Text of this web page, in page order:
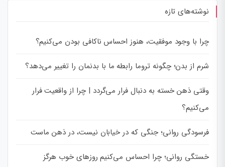
نوشته‌های تازه
چرا با وجود موفقیت، هنوز احساس ناکافی بودن می‌کنیم؟
شرم از بدن؛ چگونه تروما رابطه ما با بدنمان را تغییر می‌دهد؟
وقتی ذهن خسته به دنبال فرار می‌گردد | چرا از واقعیت فرار
می‌کنیم؟
فرسودگی روانی؛ جنگی که در خیابان نیست، در ذهن ماست
خستگی روانی؛ چرا احساس می‌کنیم روزهای خوب هرگز